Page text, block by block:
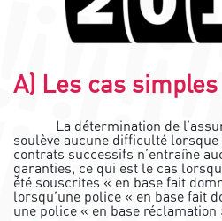
A) Les cas simples
La détermination de
soulève aucune difficulté
contrats successifs n’entraîne
garanties, ce qui est le cas
été souscrites « en base fait
lorsqu’une police « en base fait
une police « en base réclamation